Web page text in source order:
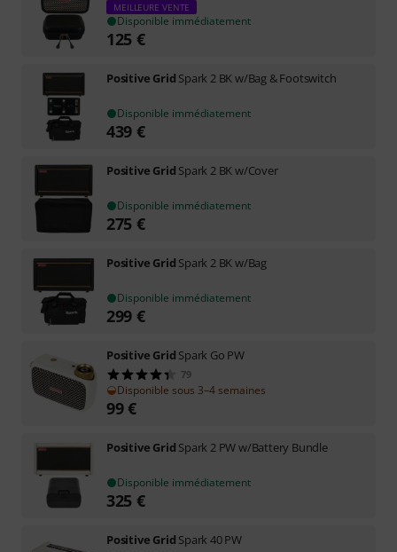
MEILLEURE VENTE
Disponible immédiatement
125 €
Positive Grid Spark 2 BK w/Bag & Footswitch
Disponible immédiatement
439 €
Positive Grid Spark 2 BK w/Cover
Disponible immédiatement
275 €
Positive Grid Spark 2 BK w/Bag
Disponible immédiatement
299 €
Positive Grid Spark Go PW
79
Disponible sous 3–4 semaines
99€
Positive Grid Spark 2 PW w/Battery Bundle
Disponible immédiatement
325 €
Positive Grid Spark 40 PW